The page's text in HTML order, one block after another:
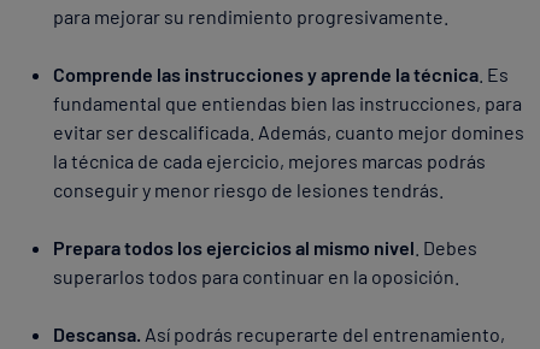
para mejorar su rendimiento progresivamente.
Comprende las instrucciones y aprende la técnica . Es
fundamental que entiendas bien las instrucciones, para
evitar ser descalificada. Además, cuanto mejor domines
la técnica de cada ejercicio, mejores marcas podrás
conseguir y menor riesgo de lesiones tendrás.
Prepara todos los ejercicios al mismo nivel . Debes
superarlos todos para continuar en la oposición.
Descansa. Así podrás recuperarte del entrenamiento,